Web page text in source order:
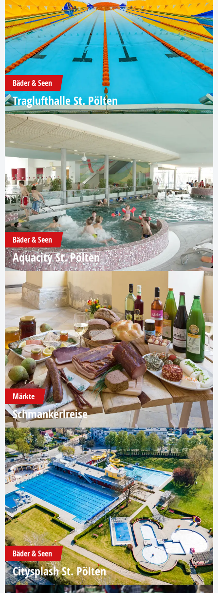
Bäder & Seen
Traglufthalle St. Pölten
Bäder & Seen
Aquacity St. Pölten
Märkte
Schmankerlreise
Bäder & Seen
Citysplash St. Pölten